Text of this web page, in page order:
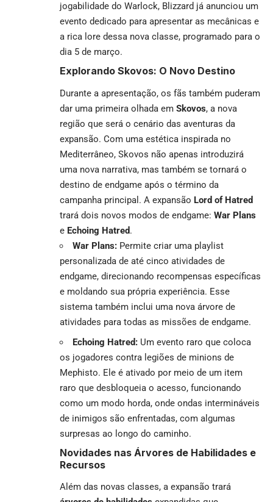
jogabilidade do Warlock, Blizzard já anunciou um
evento dedicado para apresentar as mecânicas e
a rica lore dessa nova classe, programado para o
dia 5 de março.
Explorando Skovos: O Novo Destino
Durante a apresentação, os fãs também puderam
dar uma primeira olhada em Skovos, a nova
região que será o cenário das aventuras da
expansão. Com uma estética inspirada no
Mediterrâneo, Skovos não apenas introduzirá
uma nova narrativa, mas também se tornará o
destino de endgame após o término da
campanha principal. A expansão Lord of Hatred
trará dois novos modos de endgame: War Plans
e Echoing Hatred.
War Plans: Permite criar uma playlist
personalizada de até cinco atividades de
endgame, direcionando recompensas específicas
e moldando sua própria experiência. Esse
sistema também inclui uma nova árvore de
atividades para todas as missões de endgame.
Echoing Hatred: Um evento raro que coloca
os jogadores contra legiões de minions de
Mephisto. Ele é ativado por meio de um item
raro que desbloqueia o acesso, funcionando
como um modo horda, onde ondas intermináveis
de inimigos são enfrentadas, com algumas
surpresas ao longo do caminho.
Novidades nas Árvores de Habilidades e
Recursos
Além das novas classes, a expansão trará